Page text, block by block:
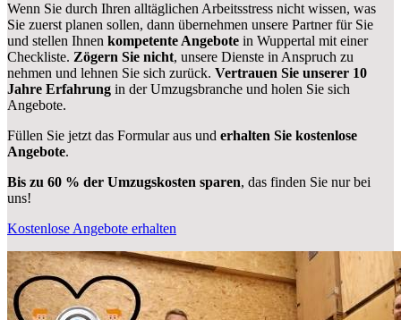
Wenn Sie durch Ihren alltäglichen Arbeitsstress nicht wissen, was
Sie zuerst planen sollen, dann übernehmen unsere Partner für Sie
und stellen Ihnen kompetente Angebote in Wuppertal mit einer
Checkliste. Zögern Sie nicht, unsere Dienste in Anspruch zu
nehmen und lehnen Sie sich zurück. Vertrauen Sie unserer 10
Jahre Erfahrung in der Umzugsbranche und holen Sie sich
Angebote.
Füllen Sie jetzt das Formular aus und erhalten Sie kostenlose
Angebote.
Bis zu 60 % der Umzugskosten sparen, das finden Sie nur bei
uns!
Kostenlose Angebote erhalten